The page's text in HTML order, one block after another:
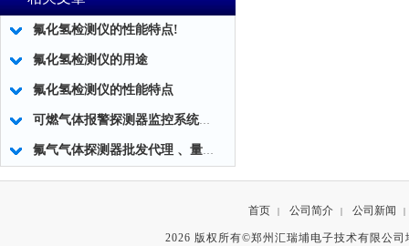
氟化氢检测仪的性能特点!
氟化氢检测仪的用途
氟化氢检测仪的性能特点
可燃气体报警探测器监控系统的调试要求
氟气气体探测器批发代理 、量大从优。
首页 | 公司简介 | 公司新闻 |
2026 版权所有©郑州汇瑞埔电子技术有限公